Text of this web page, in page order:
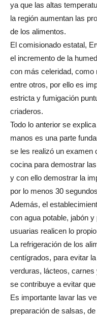
ya que las altas
la región aumentan las
de los alimentos.
El comisionado estatal,
el incremento de la
con más celeridad,
entre otros, por ello es
estricta y fumigación
criaderos.
Todo lo anterior se
manos es una parte
se les realizó un examen
cocina para demostrar
y con ello demostrar la
por lo menos 30
Además, el
con agua potable, jabón
usuarias realicen lo
La refrigeración de los
centígrados, para evitar
verduras, lácteos,
se contribuye a evitar
Es importante lavar las
preparación de salsas,